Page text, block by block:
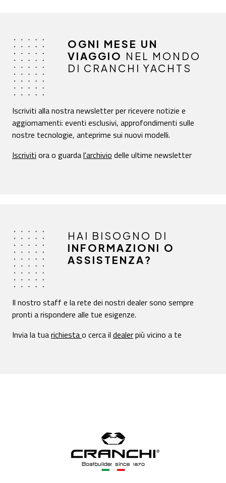
OGNI MESE UN
VIAGGIO NEL MONDO
DI CRANCHI YACHTS
Iscriviti alla nostra newsletter per ricevere notizie e
aggiornamenti: eventi esclusivi, approfondimenti sulle
nostre tecnologie, anteprime sui nuovi modelli.
Iscriviti ora o guardal'archivio delle ultime newsletter
HAI BISOGNO DI
INFORMAZIONI O
ASSISTENZA?
Il nostro staff e la rete dei nostri dealer sono sempre
pronti a rispondere alle tue esigenze.
Invia la tuarichiestao cerca il dealerpiù vicino a te